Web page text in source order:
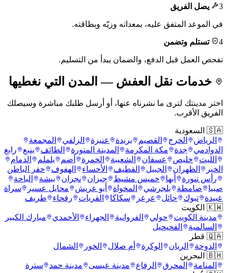
3 يصل الفريق
في الموعد المتفق عليه، بمعداته وزيّه وبطاقته.
4 تستلم وتضمن
تفحص العمل قبل الدفع، والضمان يبدأ من التسليم.
خدمات نقل العفش — المدن التي نغطيها
اختر مدينتك لترى ما نشرناه عنها، أو أرسل طلبك مباشرة وسيصلك
الفريق الأقرب.
🇸🇦 السعودية
الرياض
الخرج القصيم بريدة عنيزة الزلفي
المجمعة
الدوادمي
جدة مكة المكرمة المدينة المنورة الطائف ينبع
رابغ
الليث
خليص عسفان الشعيبة الخمرة أضم يلملم
الدمام
الخبر
الظهران الجبيل القطيف الأحساء الهفوف
حفر الباطن
رأس تنورة
أبها خميس مشيط جيزان نجران بيشة
الباحة
صبيا
صامطة بلجرشي المخواة أبو عريش محايل عسير
سراة
عبيدة
تبوك حائل عرعر سكاكا القريات رفحاء
طريف
🇰🇼 الكويت
مدينة الكويت
حولي الفروانية الجهراء الأحمدي
مبارك الكبير
السالمية
الفحيحيل
🇶🇦 قطر
الدوحة
الريان الوكرة أم صلال الخور
الشمال
🇧🇭 البحرين
المنامة
المحرق الرفاع مدينة عيسى مدينة حمد
سترة